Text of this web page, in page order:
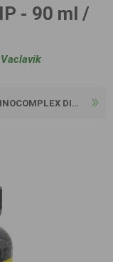
- 90 ml /
DIP - 90 M...